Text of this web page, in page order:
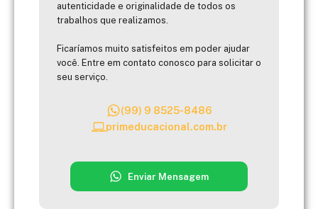
autenticidade e originalidade de todos os
trabalhos que realizamos.
Ficaríamos muito satisfeitos em poder ajudar
você. Entre em contato conosco para solicitar o
seu serviço.
(99) 9 8525-8486
primeducacional.com.br
Enviar Mensagem